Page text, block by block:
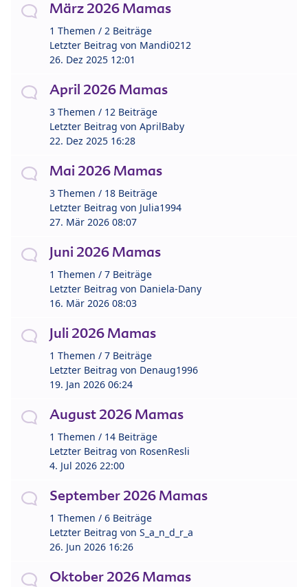
März 2026 Mamas
1 Themen / 2 Beiträge
Letzter Beitrag von Mandi0212
26. Dez 2025 12:01
April 2026 Mamas
3 Themen / 12 Beiträge
Letzter Beitrag von AprilBaby
22. Dez 2025 16:28
Mai 2026 Mamas
3 Themen / 18 Beiträge
Letzter Beitrag von Julia1994
27. Mär 2026 08:07
Juni 2026 Mamas
1 Themen / 7 Beiträge
Letzter Beitrag von Daniela-Dany
16. Mär 2026 08:03
Juli 2026 Mamas
1 Themen / 7 Beiträge
Letzter Beitrag von Denaug1996
19. Jan 2026 06:24
August 2026 Mamas
1 Themen / 14 Beiträge
Letzter Beitrag von RosenResli
4. Jul 2026 22:00
September 2026 Mamas
1 Themen / 6 Beiträge
Letzter Beitrag von S_a_n_d_r_a
26. Jun 2026 16:26
Oktober 2026 Mamas